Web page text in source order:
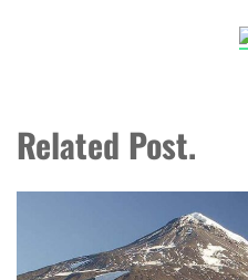
Related Post.